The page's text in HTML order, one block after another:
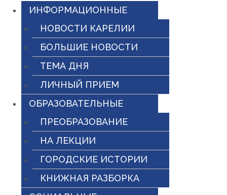
ИНФОРМАЦИОННЫЕ
НОВОСТИ КАРЕЛИИ
БОЛЬШИЕ НОВОСТИ
ТЕМА ДНЯ
ЛИЧНЫЙ ПРИЕМ
ОБРАЗОВАТЕЛЬНЫЕ
ПРЕОБРАЗОВАНИЕ
НА ЛЕКЦИИ
ГОРОДСКИЕ ИСТОРИИ
КНИЖНАЯ РАЗБОРКА